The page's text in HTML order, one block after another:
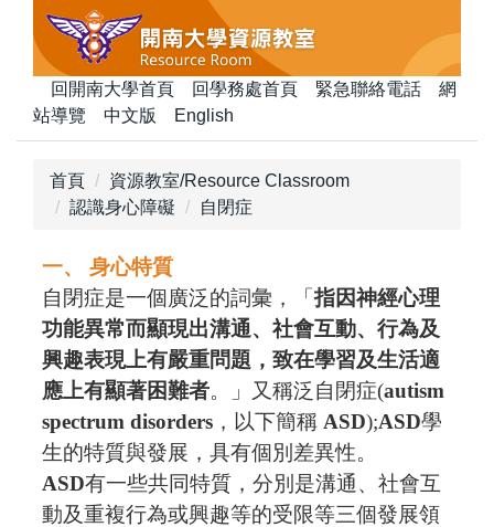
回開南大學首頁 回學務處首頁 緊急聯絡電話
網
站導覽
中文版 English
首頁
資源教室/Resource Classroom
認識身心障礙
自閉症
一、 身心特質
自閉症是一個廣泛的詞彙，「指因神經心理
功能異常而顯現出溝通、社會互動、行為及
興趣表現上有嚴重問題，致在學習及生活適
應上有顯著困難者。」又稱泛自閉症(autism
spectrum disorders ，以下簡稱 ASD);ASD學
生的特質與發展，具有個別差異性。
ASD有一些共同特質，分別是溝通、社會互
動及重複行為或興趣等的受限等三個發展領